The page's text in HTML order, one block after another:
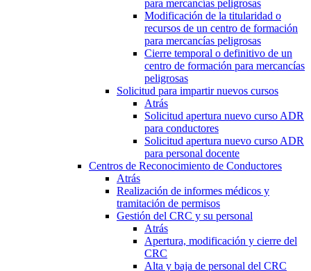
para mercancías peligrosas
Modificación de la titularidad o
recursos de un centro de formación
para mercancías peligrosas
Cierre temporal o definitivo de un
centro de formación para mercancías
peligrosas
Solicitud para impartir nuevos cursos
Atrás
Solicitud apertura nuevo curso ADR
para conductores
Solicitud apertura nuevo curso ADR
para personal docente
Centros de Reconocimiento de Conductores
Atrás
Realización de informes médicos y
tramitación de permisos
Gestión del CRC y su personal
Atrás
Apertura, modificación y cierre del
CRC
Alta y baja de personal del CRC